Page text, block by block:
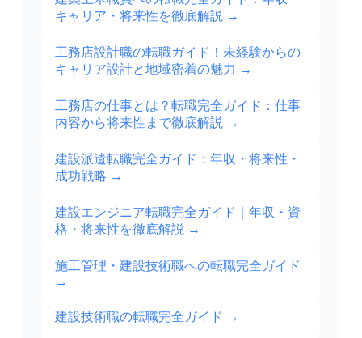
キャリア・将来性を徹底解説 →
工務店設計職の転職ガイド！未経験からの
キャリア設計と地域密着の魅力 →
工務店の仕事とは？転職完全ガイド：仕事
内容から将来性まで徹底解説 →
建設派遣転職完全ガイド：年収・将来性・
成功戦略 →
建設エンジニア転職完全ガイド｜年収・資
格・将来性を徹底解説 →
施工管理・建設技術職への転職完全ガイド
→
建設技術職の転職完全ガイド →